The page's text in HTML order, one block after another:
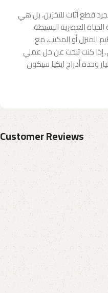
قطع أثاث للتخزين، بل هي
العصرية البسيطة.
أو المكتب، مع
إذا كنت تبحث عن حل عملي
وحدة أدراج ايكيا سيكون
Customer Reviews